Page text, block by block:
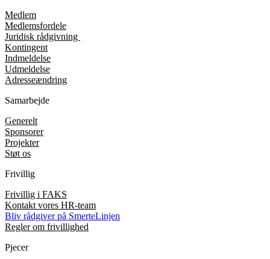
Medlem
Medlemsfordele
Juridisk rådgivning
Kontingent
Indmeldelse
Udmeldelse
Adresseændring
Samarbejde
Generelt
Sponsorer
Projekter
Støt os
Frivillig
Frivillig i FAKS
Kontakt vores HR-team
Bliv rådgiver på SmerteLinjen
Regler om frivillighed
Pjecer